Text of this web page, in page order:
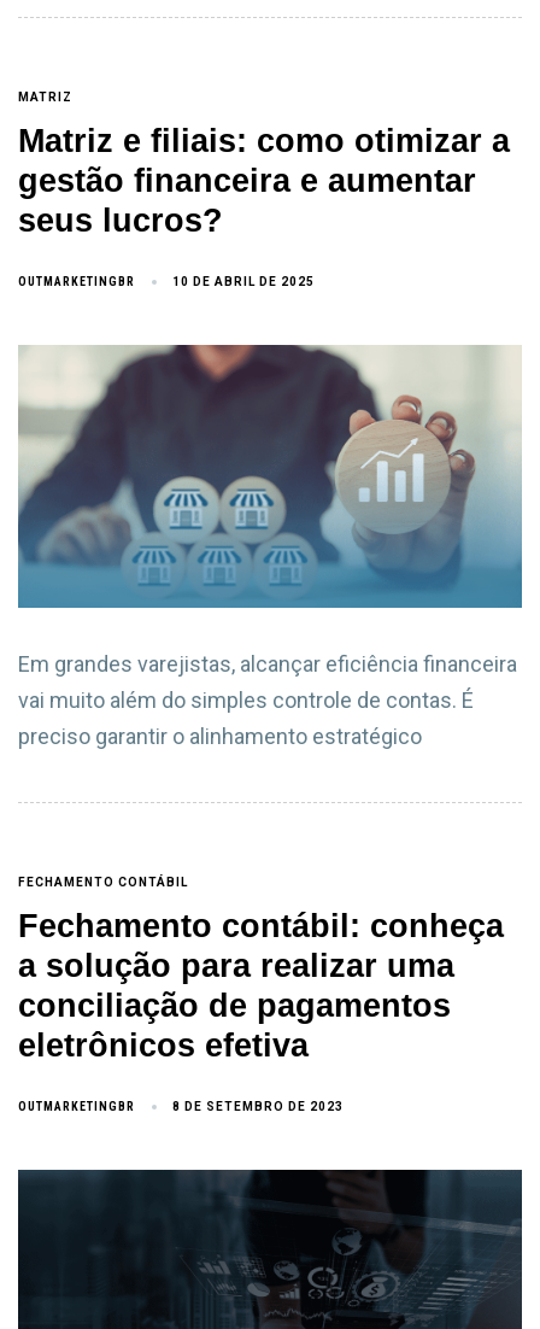
MATRIZ
Matriz e filiais: como otimizar a
gestão financeira e aumentar
seus lucros?
OUTMARKETINGBR 10 DE ABRIL DE 2025
Em grandes varejistas, alcançar eficiência financeira
vai muito além do simples controle de contas. É
preciso garantir o alinhamento estratégico
FECHAMENTO CONTÁBIL
Fechamento contábil: conheça
a solução para realizar uma
conciliação de pagamentos
eletrônicos efetiva
OUTMARKETINGBR 8 DE SETEMBRO DE 2023